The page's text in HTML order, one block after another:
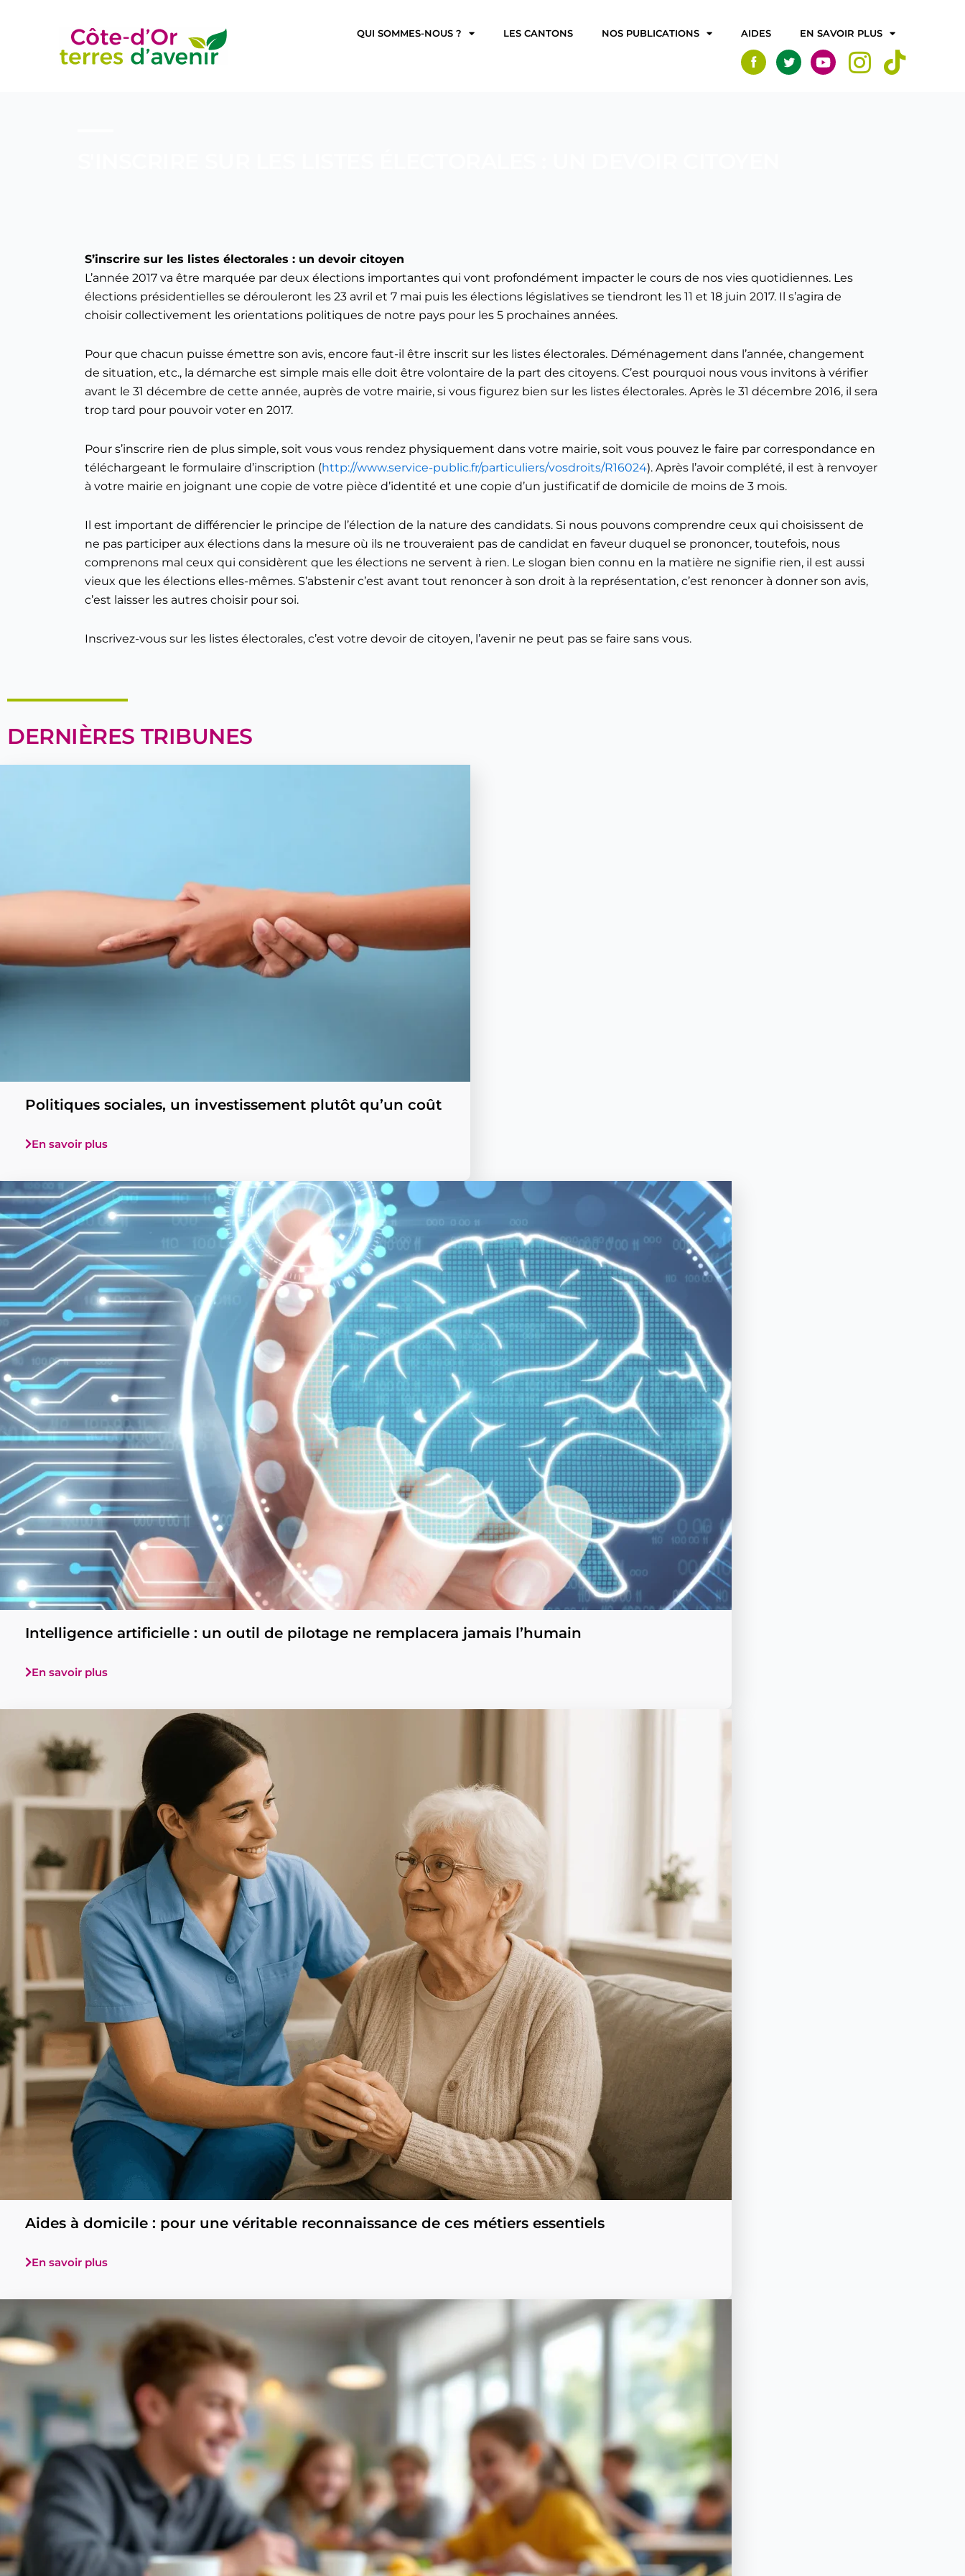
QUI SOMMES-NOUS ? LES CANTONS NOS PUBLICATIONS AIDES EN SAVOIR PLUS
S’inscrire sur les listes électorales : un devoir citoyen
L’année 2017 va être marquée par deux élections importantes qui vont profondément impacter le cours de nos vies quotidiennes. Les
élections présidentielles se dérouleront les 23 avril et 7 mai puis les élections législatives se tiendront les 11 et 18 juin 2017. Il s’agira de
choisir collectivement les orientations politiques de notre pays pour les 5 prochaines années.
Pour que chacun puisse émettre son avis, encore faut-il être inscrit sur les listes électorales. Déménagement dans l’année, changement
de situation, etc., la démarche est simple mais elle doit être volontaire de la part des citoyens. C’est pourquoi nous vous invitons à vérifier
avant le 31 décembre de cette année, auprès de votre mairie, si vous figurez bien sur les listes électorales. Après le 31 décembre 2016, il sera
trop tard pour pouvoir voter en 2017.
Pour s’inscrire rien de plus simple, soit vous vous rendez physiquement dans votre mairie, soit vous pouvez le faire par correspondance en
téléchargeant le formulaire d’inscription (http://www.service-public.fr/particuliers/vosdroits/R16024). Après l’avoir complété, il est à renvoyer
à votre mairie en joignant une copie de votre pièce d’identité et une copie d’un justificatif de domicile de moins de 3 mois.
Il est important de différencier le principe de l’élection de la nature des candidats. Si nous pouvons comprendre ceux qui choisissent de
ne pas participer aux élections dans la mesure où ils ne trouveraient pas de candidat en faveur duquel se prononcer, toutefois, nous
comprenons mal ceux qui considèrent que les élections ne servent à rien. Le slogan bien connu en la matière ne signifie rien, il est aussi
vieux que les élections elles-mêmes. S’abstenir c’est avant tout renoncer à son droit à la représentation, c’est renoncer à donner son avis,
c’est laisser les autres choisir pour soi.
Inscrivez-vous sur les listes électorales, c’est votre devoir de citoyen, l’avenir ne peut pas se faire sans vous.
DERNIÈRES TRIBUNES
Politiques sociales, un investissement plutôt qu’un coût
En savoir plus
Intelligence artificielle : un outil de pilotage ne remplacera jamais l’humain
En savoir plus
Aides à domicile : pour une véritable reconnaissance de ces métiers essentiels
En savoir plus